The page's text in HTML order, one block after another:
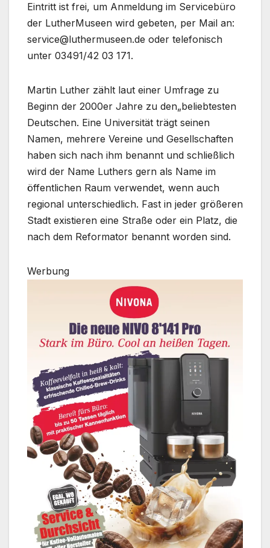
Eintritt ist frei, um Anmeldung im Servicebüro
der LutherMuseen wird gebeten, per Mail an:
service@luthermuseen.de oder telefonisch
unter 03491/42 03 171.
Martin Luther zählt laut einer Umfrage zu
Beginn der 2000er Jahre zu den„beliebtesten
Deutschen. Eine Universität trägt seinen
Namen, mehrere Vereine und Gesellschaften
haben sich nach ihm benannt und schließlich
wird der Name Luthers gern als Name im
öffentlichen Raum verwendet, wenn auch
regional unterschiedlich. Fast in jeder größeren
Stadt existieren eine Straße oder ein Platz, die
nach dem Reformator benannt worden sind.
Werbung